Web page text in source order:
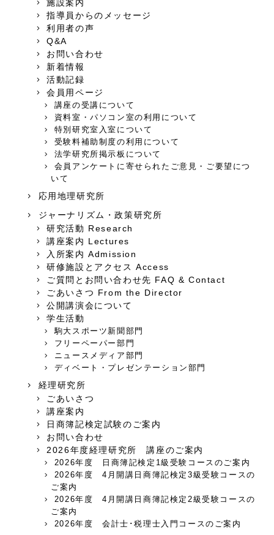
施設案内
指導員からのメッセージ
利用者の声
Q&A
お問い合わせ
新着情報
活動記録
会員用ページ
講座の受講について
資料室・パソコン室の利用について
特別研究室入室について
受験料補助制度の利用について
法学研究所掲示板について
会員アンケートに寄せられたご意見・ご要望につ
いて
応用地理研究所
ジャーナリズム・政策研究所
研究活動 Research
講座案内 Lectures
入所案内 Admission
研修施設とアクセス Access
ご質問とお問い合わせ先 FAQ & Contact
ごあいさつ From the Director
公開講演会について
学生活動
駒大スポーツ新聞部門
フリーペーパー部門
ニュースメディア部門
ディベート・プレゼンテーション部門
経理研究所
ごあいさつ
講座案内
日商簿記検定試験のご案内
お問い合わせ
2026年度経理研究所 講座のご案内
2026年度 日商簿記検定1級受験コースのご案内
2026年度 4月開講日商簿記検定3級受験コースの
ご案内
2026年度 4月開講日商簿記検定2級受験コースの
ご案内
2026年度 会計士･税理士入門コースのご案内